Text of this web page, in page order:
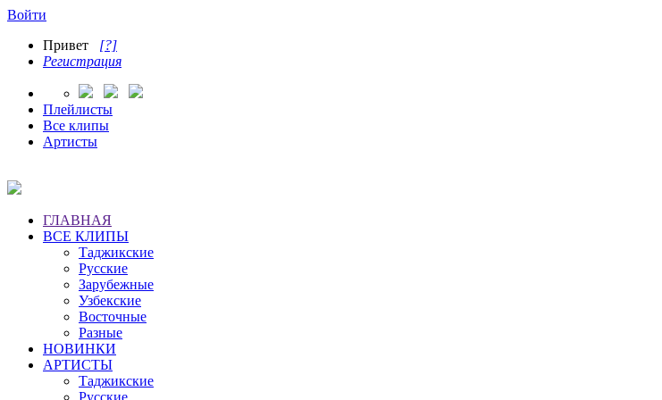
Войти
Привет [?]
Регистрация
Плейлисты
Все клипы
Артисты
ГЛАВНАЯ
ВСЕ КЛИПЫ
Таджикские
Русские
Зарубежные
Узбекские
Восточные
Разные
НОВИНКИ
АРТИСТЫ
Таджикские
Русские